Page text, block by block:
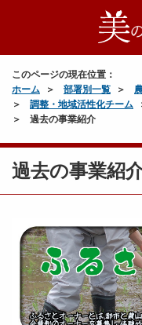
このページの現在位置：
ホーム
部署別一覧
調整・地域活性化チーム
過去の事業紹介
過去の事業紹